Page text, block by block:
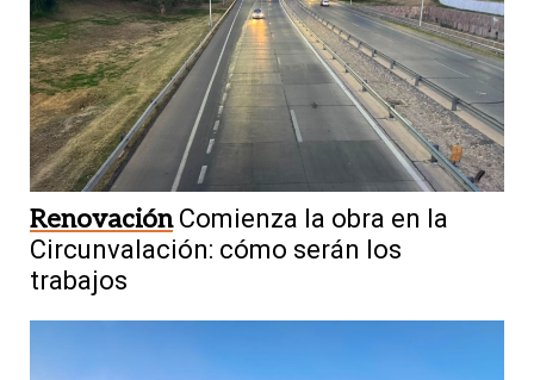
Renovación Comienza la obra en la
Circunvalación: cómo serán los
trabajos